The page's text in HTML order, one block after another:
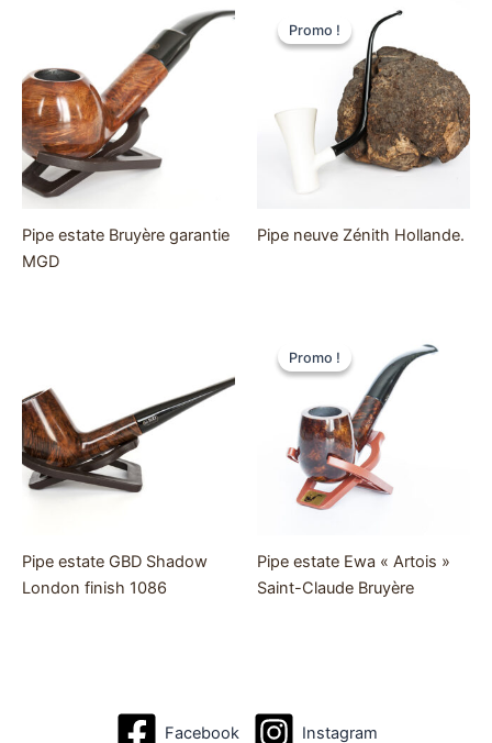
Pipe estate Bruyère garantie
MGD
Promo !
Promo !
Pipe neuve Zénith Hollande.
Pipe estate GBD Shadow
London finish 1086
Promo !
Promo !
Pipe estate Ewa « Artois »
Saint-Claude Bruyère
Facebook Instagram